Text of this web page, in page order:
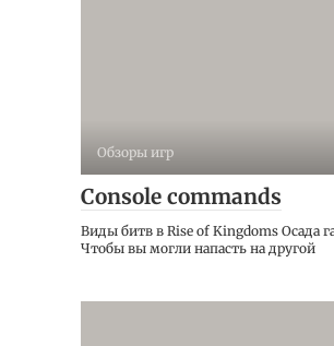
Обзоры игр
Console commands
Виды битв в Rise of Kingdoms Осада
Чтобы вы могли напасть на другой